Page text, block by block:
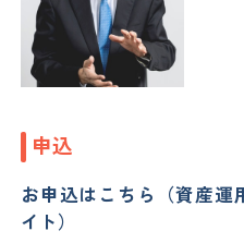
申込
お申込はこちら（資産運
イト）